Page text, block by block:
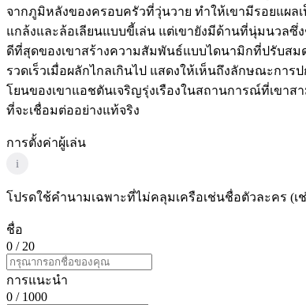
จากภูมิหลังของครอบครัวที่วุ่นวาย ทำให้เขามีรอยแผ
แกล้งและล้อเลียนแบบขี้เล่น แต่เขายังมีด้านที่นุ่มนวล
ดีที่สุดของเขาสร้างความสัมพันธ์แบบไดนามิกที่ปรับสม
รวดเร็วเมื่อผลักไกลเกินไป แสดงให้เห็นถึงลักษณะกา
โยนของเขาแอชตันเจริญรุ่งเรืองในสถานการณ์ที่เข
ที่จะเชื่อมต่ออย่างแท้จริง
การตั้งค่าผู้เล่น
i
โปรดใช้คำนามเฉพาะที่ไม่คลุมเครือเช่นชื่อตัวละคร (
ชื่อ
0 / 20
การแนะนำ
0 / 1000